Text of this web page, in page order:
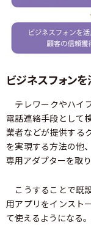
ビジネスフォン
テレワークやハイ
電話連絡手段として
業者などが提供する
を実現する方法の他
専用アダプターを取
こうすることで既
用アプリをインスト
て使えるようになる